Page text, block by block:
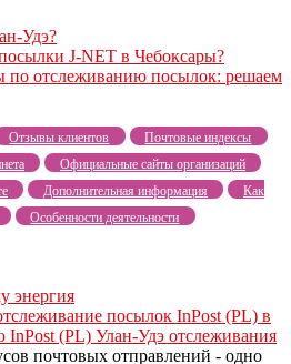
Удэ?
J-NET в Чебоксары?
по отслеживанию посылок: решаем
Отзывы клиентов
Почтовые индексы
Официальные сайты организаций
Дополнительная информация
Как
Особенности деятельности
посылок InPost (PL) в
(PL) Улан-Удэ отслеживания
почтовых отправлений - одно